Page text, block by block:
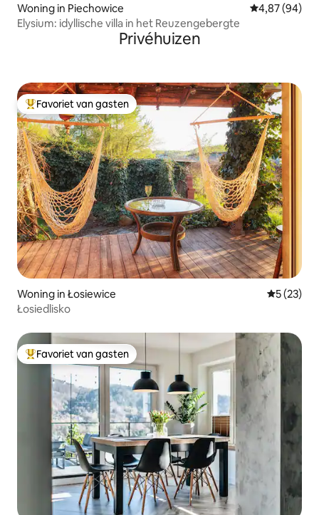
Woning in Piechowice Gemiddelde
4,87 (94)
Elysium: idyllische villa in het Reuzengebergte
Privéhuizen
Topfavoriet van gasten
Favoriet van gasten
Woning in Łosiewice
5 (23)
Łosiedlisko
Topfavoriet van gasten
Favoriet van gasten